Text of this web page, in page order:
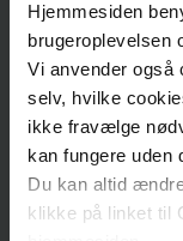
Hjemmesiden
brugeroplevelsen
Vi anvender også
selv, hvilke
ikke fravælge
kan fungere uden
Du kan altid
klikke på linket til
Lykkebækvej
4600
Køge
Ring til os